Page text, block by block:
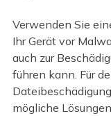
Verwenden Sie
Ihr Gerät vor
auch zur
führen kann. Für
mögliche